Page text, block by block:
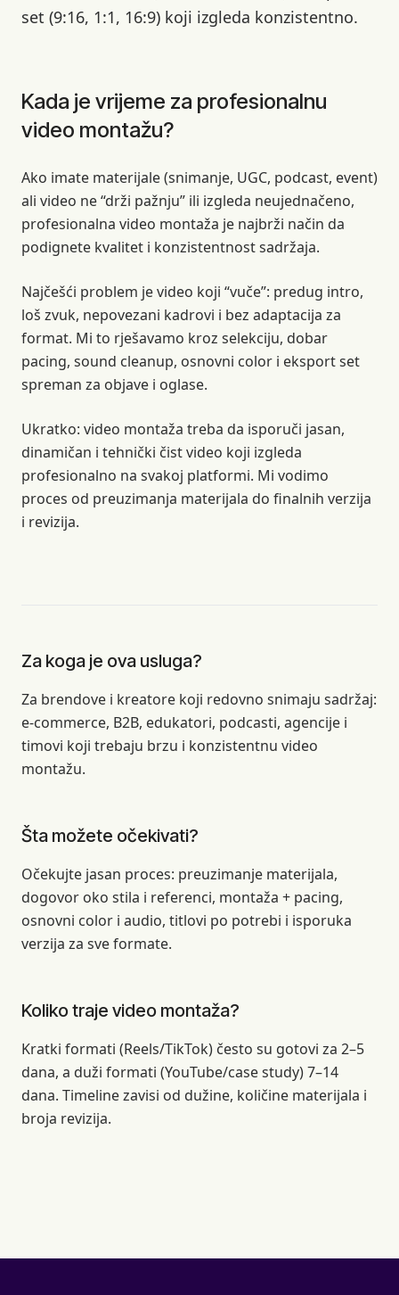
set (9:16, 1:1, 16:9) koji izgleda konzistentno.
Kada je vrijeme za profesionalnu
video montažu?
Ako imate materijale (snimanje, UGC, podcast, event)
ali video ne “drži pažnju” ili izgleda neujednačeno,
profesionalna video montaža je najbrži način da
podignete kvalitet i konzistentnost sadržaja.
Najčešći problem je video koji “vuče”: predug intro,
loš zvuk, nepovezani kadrovi i bez adaptacija za
format. Mi to rješavamo kroz selekciju, dobar
pacing, sound cleanup, osnovni color i eksport set
spreman za objave i oglase.
Ukratko: video montaža treba da isporuči jasan,
dinamičan i tehnički čist video koji izgleda
profesionalno na svakoj platformi. Mi vodimo
proces od preuzimanja materijala do finalnih verzija
i revizija.
Za koga je ova usluga?
Za brendove i kreatore koji redovno snimaju sadržaj:
e-commerce, B2B, edukatori, podcasti, agencije i
timovi koji trebaju brzu i konzistentnu video
montažu.
Šta možete očekivati?
Očekujte jasan proces: preuzimanje materijala,
dogovor oko stila i referenci, montaža + pacing,
osnovni color i audio, titlovi po potrebi i isporuka
verzija za sve formate.
Koliko traje video montaža?
Kratki formati (Reels/TikTok) često su gotovi za 2–5
dana, a duži formati (YouTube/case study) 7–14
dana. Timeline zavisi od dužine, količine materijala i
broja revizija.